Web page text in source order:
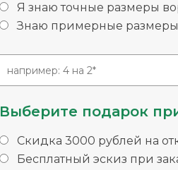
Я знаю точные размеры
Знаю примерные размеры
Выберите подарок
Скидка 3000 рублей на
Бесплатный эскиз при